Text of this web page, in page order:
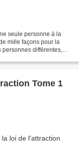
seule personne à la
mille façons pour la
personnes différentes,
Tome 1